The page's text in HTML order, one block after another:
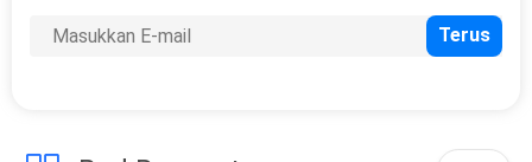
Kasur